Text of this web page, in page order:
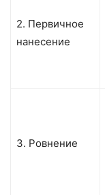
2. Первичное
нанесение
3. Ровнение